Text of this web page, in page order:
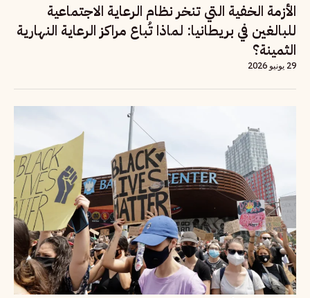
الأزمة الخفية التي تنخر نظام الرعاية الاجتماعية
للبالغين في بريطانيا: لماذا تُباع مراكز الرعاية النهارية
الثمينة؟
29 يونيو 2026